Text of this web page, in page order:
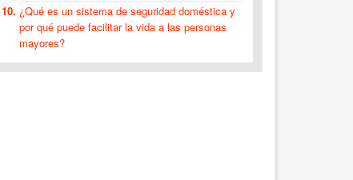
¿Qué es un sistema de seguridad doméstica y
por qué puede facilitar la vida a las personas
mayores?